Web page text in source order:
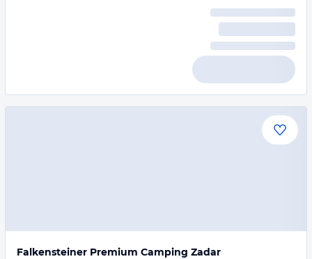
Falkensteiner Premium Camping Zadar